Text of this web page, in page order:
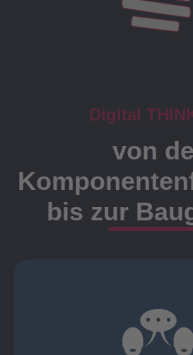
Digital
von
bis zur
Ansprechpartner